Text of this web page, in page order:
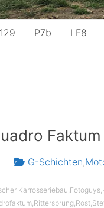
P7b LF8
Faktum
G-Schichten,
Karrosseriebau Fotoguys
Rittersprung Rost